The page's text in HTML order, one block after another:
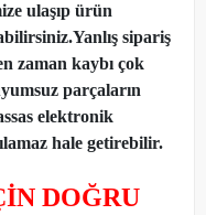
ulaşıp ürün
sipariş
zaman kaybı çok
parçaların
elektronik
hale getirebilir.
DOĞRU